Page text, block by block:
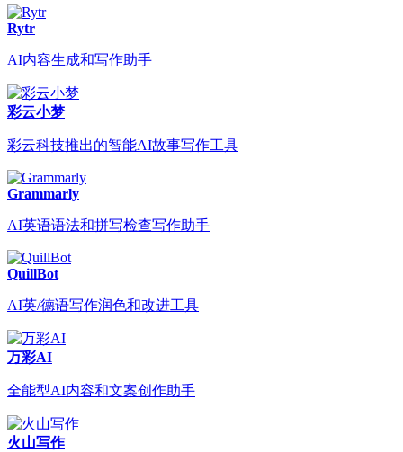
Rytr
AI内容生成和写作助手
彩云小梦
彩云科技推出的智能AI故事写作工具
Grammarly
AI英语语法和拼写检查写作助手
QuillBot
AI英/德语写作润色和改进工具
万彩AI
全能型AI内容和文案创作助手
火山写作